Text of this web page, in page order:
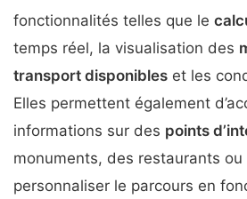
fonctionnalités telles que le
temps réel, la visualisation des
transport disponibles et les
Elles permettent également
informations sur des points
monuments, des restaurants
personnaliser le parcours en